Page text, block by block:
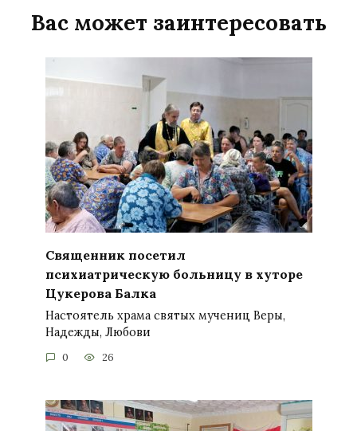
Вас может заинтересовать
Священник посетил
психиатрическую больницу в хуторе
Цукерова Балка
Настоятель храма святых мучениц Веры,
Надежды, Любови
0 26